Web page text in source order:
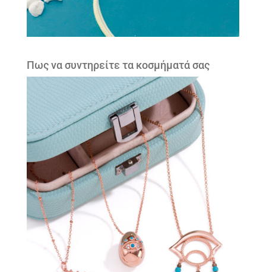
Πως να συντηρείτε τα κοσμήματά σας